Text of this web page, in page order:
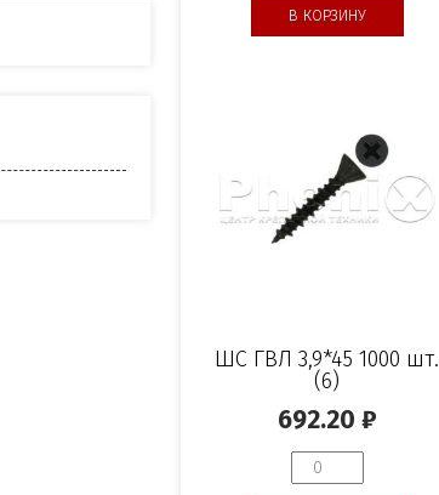
В КОРЗИНУ
ШС ГВЛ 3,9*45 1000 шт.
(6)
692.20 ₽